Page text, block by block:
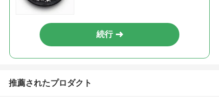
続行
推薦されたプロダクト